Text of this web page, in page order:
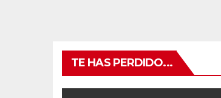
TE HAS PERDIDO...